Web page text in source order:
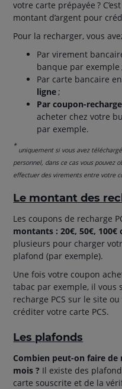
votre carte prépayée ?
montant d’argent pour
Pour la recharger, vous
Par virement
banque par exemple
Par carte bancaire
ligne ;
Par coupon-
acheter chez votre
par exemple.
*
uniquement si vous avez
personnel, dans ce cas vous pouvez
effectuer des virements entre votre
Le montant des
Les coupons de recharge
montants : 20€, 50€, 100€
plusieurs pour charger
plafond (par exemple).
Une fois votre coupon
tabac par exemple, il vous
recharge PCS sur le site
créditer votre carte PCS.
Les plafonds
Combien peut-on faire de
mois ? Il existe des
carte souscrite et de la